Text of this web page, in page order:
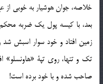
خلاصه، جوان هوشيار به خوبي از
بعد، با كيسه پول يك ضربه
زمين افتاد و خود سوار اسبش
تك و تنها، روي تپة
صاحب شده و با خود برده است!